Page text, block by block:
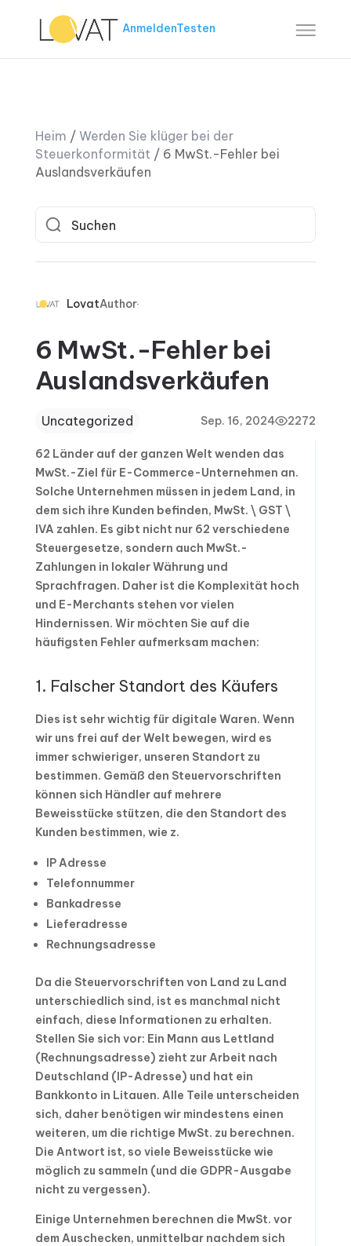
AnmeldenTesten
Heim / Werden Sie klüger bei der
Steuerkonformität/ 6 MwSt.-Fehler bei
Auslandsverkäufen
LovatAuthor
6 MwSt.-Fehler bei
Auslandsverkäufen
Uncategorized Sep. 16, 2024 2272
62 Länder auf der ganzen Welt wenden das
MwSt.-Ziel für E-Commerce-Unternehmen an.
Solche Unternehmen müssen in jedem Land, in
dem sich ihre Kunden befinden, MwSt. \ GST \
IVA zahlen. Es gibt nicht nur 62 verschiedene
Steuergesetze, sondern auch MwSt.-
Zahlungen in lokaler Währung und
Sprachfragen. Daher ist die Komplexität hoch
und E-Merchants stehen vor vielen
Hindernissen. Wir möchten Sie auf die
häufigsten Fehler aufmerksam machen:
1. Falscher Standort des Käufers
Dies ist sehr wichtig für digitale Waren. Wenn
wir uns frei auf der Welt bewegen, wird es
immer schwieriger, unseren Standort zu
bestimmen. Gemäß den Steuervorschriften
können sich Händler auf mehrere
Beweisstücke stützen, die den Standort des
Kunden bestimmen, wie z.
IP Adresse
Telefonnummer
Bankadresse
Lieferadresse
Rechnungsadresse
Da die Steuervorschriften von Land zu Land
unterschiedlich sind, ist es manchmal nicht
einfach, diese Informationen zu erhalten.
Stellen Sie sich vor: Ein Mann aus Lettland
(Rechnungsadresse) zieht zur Arbeit nach
Deutschland (IP-Adresse) und hat ein
Bankkonto in Litauen. Alle Teile unterscheiden
sich, daher benötigen wir mindestens einen
weiteren, um die richtige MwSt. zu berechnen.
Die Antwort ist, so viele Beweisstücke wie
möglich zu sammeln (und die GDPR-Ausgabe
nicht zu vergessen).
Einige Unternehmen berechnen die MwSt. vor
dem Auschecken, unmittelbar nachdem sich